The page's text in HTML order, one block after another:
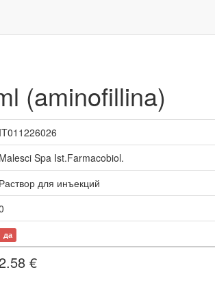
(aminofillina)
IT011226026
Malesci Spa Ist.Farmacobiol.
Раствор для инъекций
да
€